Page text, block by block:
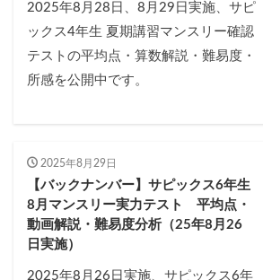
2025年8月28日、8月29日実施、サピ
ックス4年生 夏期講習マンスリー確認
テストの平均点・算数解説・難易度・
所感を公開中です。
2025年8月29日
【バックナンバー】サピックス6年生
8月マンスリー実力テスト 平均点・
動画解説・難易度分析（25年8月26
日実施）
2025年8月26日実施、サピックス6年